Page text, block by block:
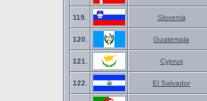
119. Slovenia
120. Guatemala
121. Cyprus
122. El Salvador